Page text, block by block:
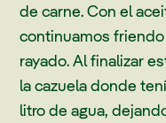
de carne. Con el
continuamos
rayado. Al finalizar
la cazuela donde
litro de agua,